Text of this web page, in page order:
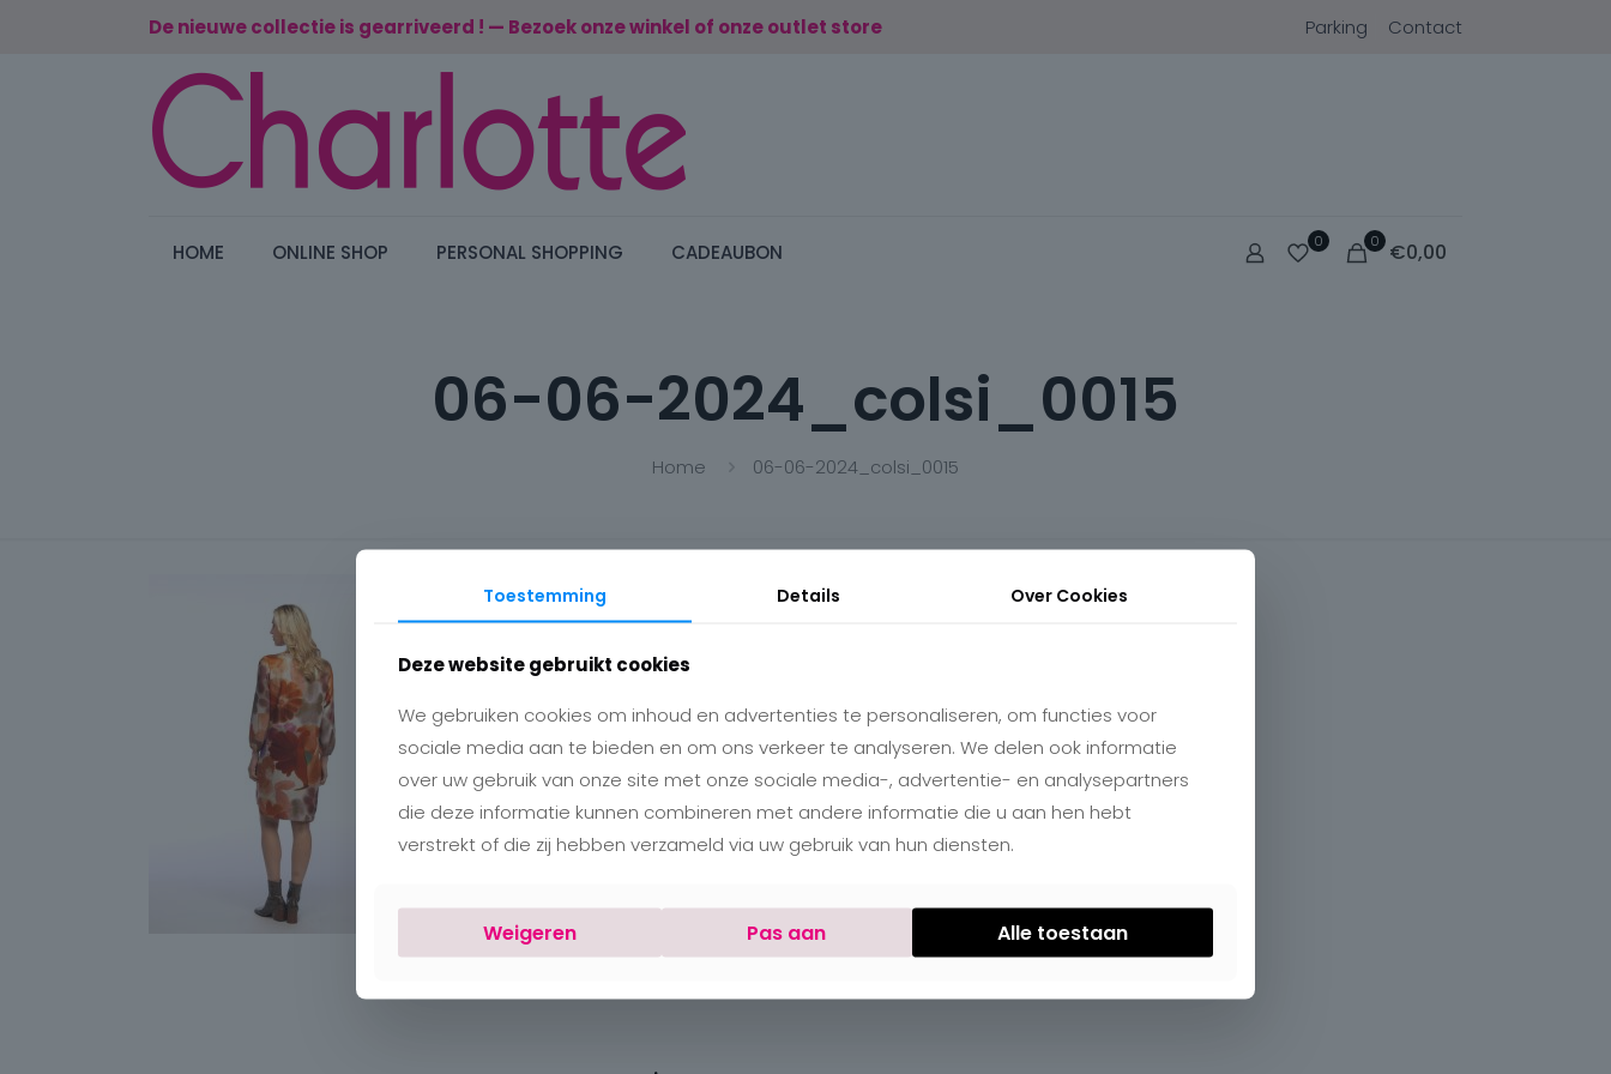
De nieuwe collectie is gearriveerd ! — Bezoek onze winkel of onze outlet store Parking Contact
HOME ONLINE SHOP PERSONAL SHOPPING CADEAUBON 0 0 €0,00
06-06-2024_colsi_0015
Home 06-06-2024_colsi_0015
Toestemming Details Over Cookies
Deze website gebruikt cookies
We gebruiken cookies om inhoud en advertenties te personaliseren, om functies voor
sociale media aan te bieden en om ons verkeer te analyseren. We delen ook informatie
over uw gebruik van onze site met onze sociale media-, advertentie- en analysepartners
die deze informatie kunnen combineren met andere informatie die u aan hen hebt
verstrekt of die zij hebben verzameld via uw gebruik van hun diensten.
Weigeren Pas aan Alle toestaan